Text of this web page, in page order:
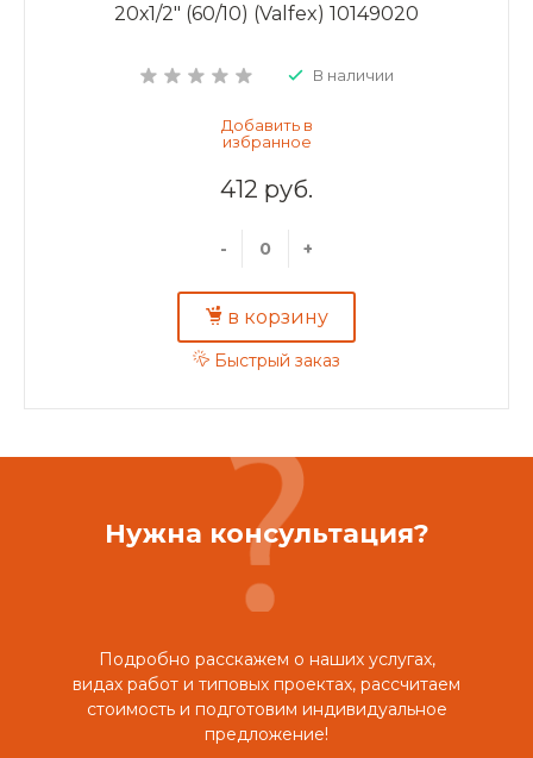
20х1/2" (60/10) (Valfex) 10149020
В наличии
412 руб.
- +
в корзину
Быстрый заказ
Нужна консультация?
Подробно расскажем о наших услугах,
видах работ и типовых проектах, рассчитаем
стоимость и подготовим индивидуальное
предложение!